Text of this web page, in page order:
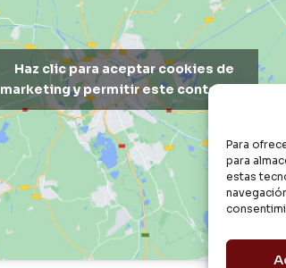
Para
para
estas
Haz clic para aceptar cookies de
marketing y permitir este contenido